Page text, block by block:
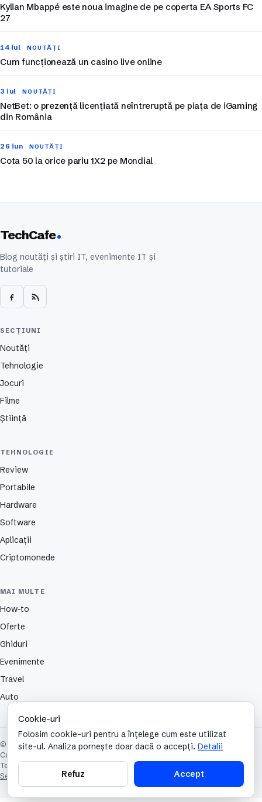
Kylian Mbappé este noua imagine de pe coperta EA Sports FC
27
14 iul NOUTĂȚI
Cum funcționează un casino live online
3 iul NOUTĂȚI
NetBet: o prezență licențiată neîntreruptă pe piața de iGaming
din România
26 iun NOUTĂȚI
Cota 50 la orice pariu 1X2 pe Mondial
TechCafe
Blog noutăți și știri IT, evenimente IT și
tutoriale
SECȚIUNI
Noutăți
Tehnologie
Jocuri
Filme
Știință
TEHNOLOGIE
Review
Portabile
Hardware
Software
Aplicații
Criptomonede
MAI MULTE
How-to
Oferte
Ghiduri
Evenimente
Travel
Auto
© 2026 TechCafe. Toate drepturile rezervate.
Contact
Termeni și condiții
Setări cookie-uri
Cookie-uri
Folosim cookie-uri pentru a înțelege cum este utilizat
site-ul. Analiza pornește doar dacă o accepți. Detalii
Refuz Accept